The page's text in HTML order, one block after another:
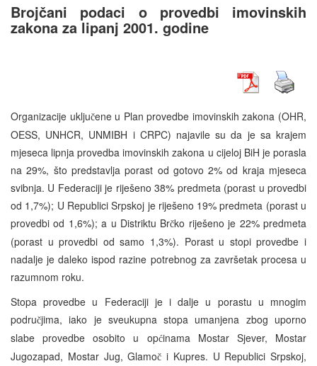
Brojčani podaci o provedbi imovinskih
zakona za lipanj 2001. godine
Organizacije uključene u Plan provedbe imovinskih zakona (OHR,
OESS, UNHCR, UNMIBH i CRPC) najavile su da je sa krajem
mjeseca lipnja provedba imovinskih zakona u cijeloj BiH je porasla
na 29%, što predstavlja porast od gotovo 2% od kraja mjeseca
svibnja. U Federaciji je riješeno 38% predmeta (porast u provedbi
od 1,7%); U Republici Srpskoj je riješeno 19% predmeta (porast u
provedbi od 1,6%); a u Distriktu Brčko riješeno je 22% predmeta
(porast u provedbi od samo 1,3%). Porast u stopi provedbe i
nadalje je daleko ispod razine potrebnog za završetak procesa u
razumnom roku.
Stopa provedbe u Federaciji je i dalje u porastu u mnogim
područjima, iako je sveukupna stopa umanjena zbog uporno
slabe provedbe osobito u općinama Mostar Sjever, Mostar
Jugozapad, Mostar Jug, Glamoč i Kupres. U Republici Srpskoj,